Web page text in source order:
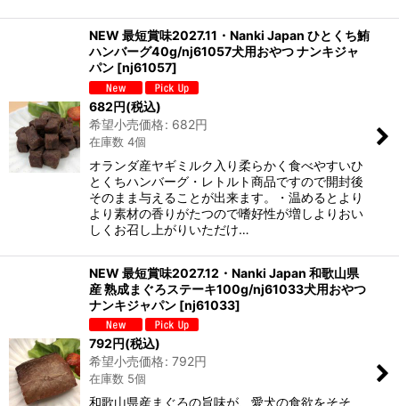
NEW 最短賞味2027.11・Nanki Japan ひとくち鮪
ハンバーグ40g/nj61057犬用おやつ ナンキジャ
パン [nj61057]
682円(税込)
希望小売価格: 682円
在庫数 4個
オランダ産ヤギミルク入り柔らかく食べやすいひ
とくちハンバーグ・レトルト商品ですので開封後
そのまま与えることが出来ます。・温めるとより
より素材の香りがたつので嗜好性が増しよりおい
しくお召し上がりいただけ…
NEW 最短賞味2027.12・Nanki Japan 和歌山県
産 熟成まぐろステーキ100g/nj61033犬用おやつ
ナンキジャパン [nj61033]
792円(税込)
希望小売価格: 792円
在庫数 5個
和歌山県産まぐろの旨味が、愛犬の食欲をそそ